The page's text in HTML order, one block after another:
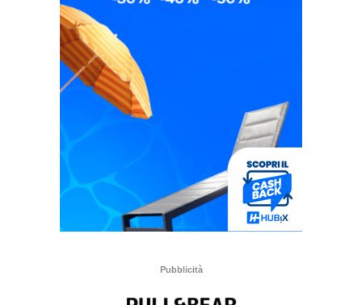
Pubblicità